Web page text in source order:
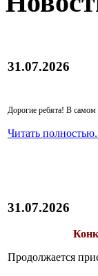
31.07.2026
Дорогие ребята! В самом
Читать
31.07.2026
Продолжается